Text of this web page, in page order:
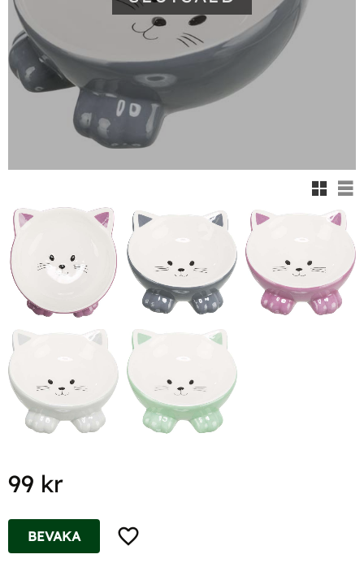
99 kr
Lägg till i favoriter
BEVAKA